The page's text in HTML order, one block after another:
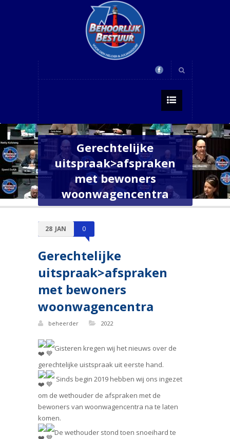
Gerechtelijke
uitspraak>afspraken
met bewoners
woonwagencentra
28 JAN 0
Gerechtelijke
uitspraak>afspraken
met bewoners
woonwagencentra
beheerder 2022
Gisteren kregen wij het nieuws over de
gerechtelijke uistspraak uit eerste hand.
Sinds begin 2019 hebben wij ons ingezet
om de wethouder de afspraken met de
bewoners van woonwagencentra na te laten
komen.
De wethouder stond toen snoeihard te